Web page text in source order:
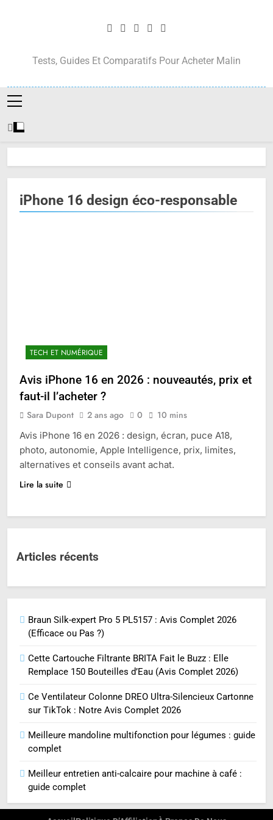
Tests, Guides Et Comparatifs Pour Acheter Malin
iPhone 16 design éco-responsable
TECH ET NUMÉRIQUE
Avis iPhone 16 en 2026 : nouveautés, prix et
faut-il l’acheter ?
Sara Dupont 2 ans ago 0 10 mins
Avis iPhone 16 en 2026 : design, écran, puce A18,
photo, autonomie, Apple Intelligence, prix, limites,
alternatives et conseils avant achat.
Lire la suite
Articles récents
Braun Silk-expert Pro 5 PL5157 : Avis Complet 2026
(Efficace ou Pas ?)
Cette Cartouche Filtrante BRITA Fait le Buzz : Elle
Remplace 150 Bouteilles d’Eau (Avis Complet 2026)
Ce Ventilateur Colonne DREO Ultra-Silencieux Cartonne
sur TikTok : Notre Avis Complet 2026
Meilleure mandoline multifonction pour légumes : guide
complet
Meilleur entretien anti-calcaire pour machine à café :
guide complet